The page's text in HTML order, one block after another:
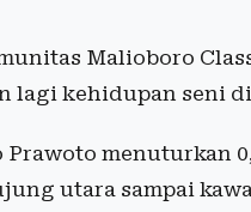
Malioboro
lagi kehidupan seni
menuturkan
utara sampai